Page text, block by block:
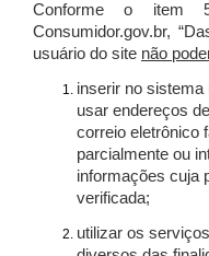
Conforme o item
Consumidor.gov.br,
usuário do site não
inserir no
usar endereços
correio eletrônico
parcialmente ou
informações cuja
verificada;
utilizar os